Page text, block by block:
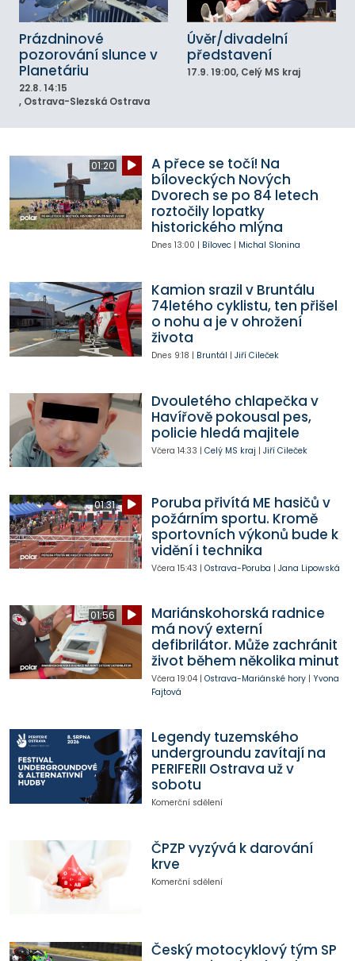
Prázdninové
pozorování slunce v
Planetáriu
22.8. 14:15
, Ostrava-Slezská Ostrava
Úvěr/divadelní
představení
17.9. 19:00, Celý MS kraj
01:20
A přece se točí! Na
bíloveckých Nových
Dvorech se po 84 letech
roztočily lopatky
historického mlýna
Dnes 13:00 | Bílovec| Michal Slonina
Kamion srazil v Bruntálu
74letého cyklistu, ten přišel
o nohu a je v ohrožení
života
Dnes 9:18 | Bruntál | Jiří Cileček
Dvouletého chlapečka v
Havířově pokousal pes,
policie hledá majitele
Včera 14:33 | Celý MS kraj | Jiří Cileček
01:31
Poruba přivítá ME hasičů v
požárním sportu. Kromě
sportovních výkonů bude k
vidění i technika
Včera 15:43 | Ostrava-Poruba | Jana Lipowská
01:56
Mariánskohorská radnice
má nový externí
defibrilátor. Může zachránit
život během několika minut
Včera 19:04| Ostrava-Mariánské hory| Yvona
Fajtová
Legendy tuzemského
undergroundu zavítají na
PERIFERII Ostrava už v
sobotu
Komerční sdělení
ČPZP vyzývá k darování
krve
Komerční sdělení
Český motocyklový tým SP